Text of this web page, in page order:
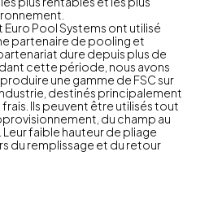
Euro Pool Systems ont utilisé
partenaire de pooling et
dure depuis plus de
cette période, nous avons
une gamme de FSC sur
destinés principalement
Ils peuvent être utilisés tout
du champ au
faible hauteur de pliage
du remplissage et du retour